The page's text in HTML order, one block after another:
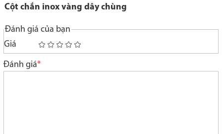
Cột chắn inox vàng dây chùng
Đánh giá của bạn
Giá
1
star
2
stars
3
stars
4
stars
5
stars
Đánh giá